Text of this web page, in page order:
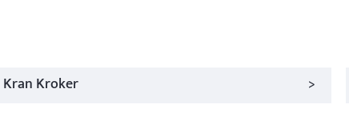
Kran Kroker >